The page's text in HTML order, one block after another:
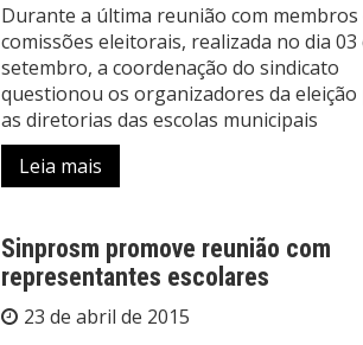
Durante a última reunião com membros
comissões eleitorais, realizada no dia 03
setembro, a coordenação do sindicato
questionou os organizadores da eleição
as diretorias das escolas municipais
Leia mais
Sinprosm promove reunião com
representantes escolares
23 de abril de 2015